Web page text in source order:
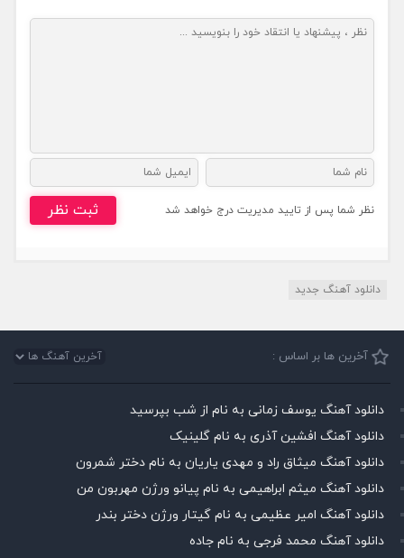
نظر شما پس از تایید مدیریت درج خواهد شد ثبت نظر
دانلود آهنگ جدید
آخرین ها بر اساس :
دانلود آهنگ یوسف زمانی به نام از شب بپرسید
دانلود آهنگ افشین آذری به نام گلینیک
دانلود آهنگ میثاق راد و مهدی یاریان به نام دختر شمرون
دانلود آهنگ میثم ابراهیمی به نام پیانو ورژن مهربون من
دانلود آهنگ امیر عظیمی به نام گیتار ورژن دختر بندر
دانلود آهنگ محمد فرجی به نام جاده